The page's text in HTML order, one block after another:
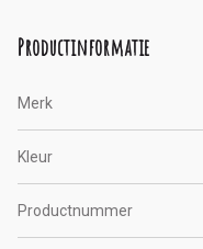
Productinformatie
Merk
Kleur
Productnummer